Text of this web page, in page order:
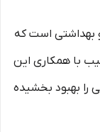
آرایشی و بهداشتی است که
این ترکیب با همکاری این
را بهبود بخشیده